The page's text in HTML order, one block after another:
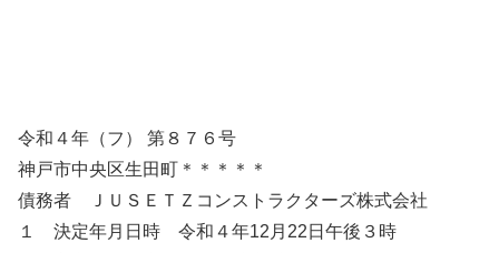
令和４年（フ） 第８７６号
神戸市中央区生田町＊＊＊＊＊
債務者 ＪＵＳＥＴＺコンストラクターズ株式会社
１ 決定年月日時 令和４年12月22日午後３時